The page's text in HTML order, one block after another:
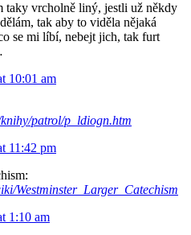
taky vrcholně liný, jestli už někdy
tak aby to viděla nějaká
se mi líbí, nebejt jich, tak furt
10:01 am
patrol/p_ldiogn.htm
11:42 pm
Westminster_Larger_Catechism
1:10 am